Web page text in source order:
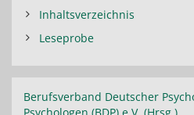
Inhaltsverzeichnis
Leseprobe
Berufsverband Deutscher